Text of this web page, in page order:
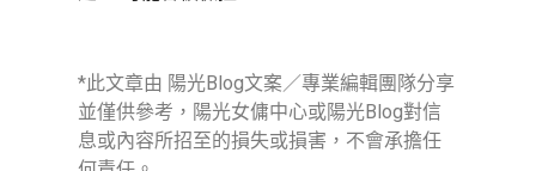
*此文章由 陽光Blog文案／專業編輯團隊分享
並僅供參考，陽光女傭中心或陽光Blog對信
息或內容所招至的損失或損害，不會承擔任